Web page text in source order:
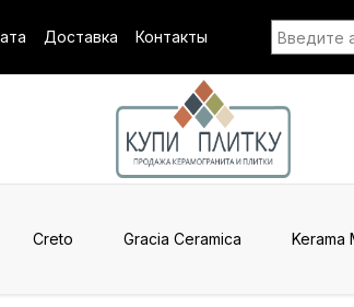
Доставка Контакты
Creto Gracia Ceramica Kerama